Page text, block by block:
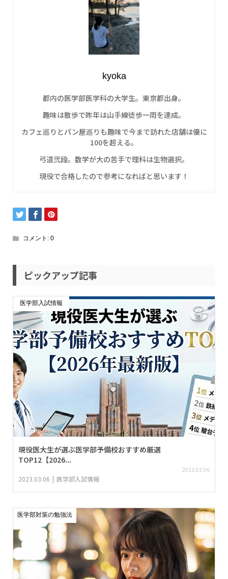
kyoka
都内の医学部医学科の大学生。東京都出身。
趣味は散歩で昨年は山手線徒歩一周を達成。
カフェ巡りとパン屋巡りも趣味で今まで訪れた店舗は優に
100を超える。
弓道弐段。数学が大の苦手で理科は生物選択。
現役で合格したので参考になればと思います！
コメント: 0
ピックアップ記事
医学部入試情報
現役医大生が選ぶ医学部予備校おすすめ厳選
TOP12【2026...
2023.03.06
2023.03.06 医学部入試情報
医学部対策の勉強法